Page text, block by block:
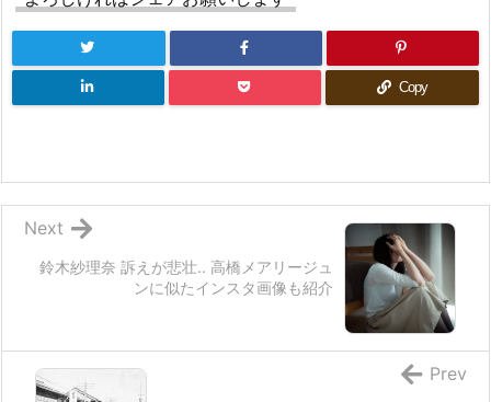
Copy
鈴木紗理奈 訴えが悲壮.. 高橋メアリージュ
ンに似たインスタ画像も紹介
Next
Prev